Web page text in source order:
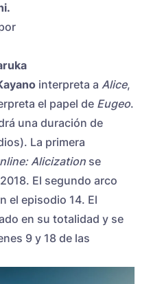
interpreta a Alice,
el papel de Eugeo.
una duración de
La primera
Alicization se
El segundo arco
el episodio 14. El
en su totalidad y se
9 y 18 de las